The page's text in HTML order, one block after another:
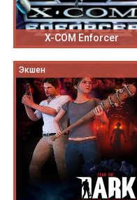
X-COM Enforcer
Экшен